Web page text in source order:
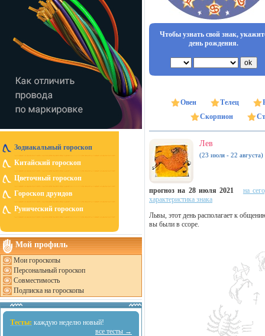
Зодиакальный гороскоп
Китайский гороскоп
Цветочный гороскоп
Гороскоп друидов
Рунический гороскоп
Мой профиль
Мои гороскопы
Персональный гороскоп
Совместимость
Подписка на гороскопы
Тесты: каждую неделю новый!
все тесты →
Чтобы узнать свой знак,
день рождения.
Овен Телец
Скорпион
Лев
(23 июля - 22 августа)
прогноз на 28 июля 2021
на
характеристика знака
Львы, этот день располагает к
вы были в ссоре.